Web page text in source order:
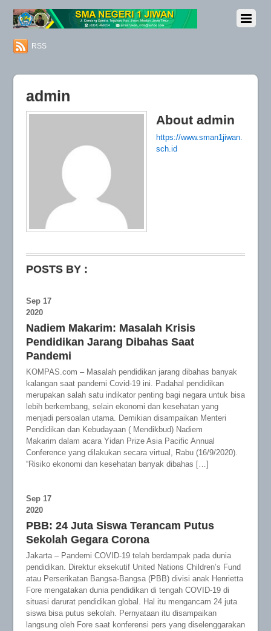
RSS
admin
About admin
https://www.sman1jiwan.
sch.id
POSTS BY :
Sep 17
2020
Nadiem Makarim: Masalah Krisis
Pendidikan Jarang Dibahas Saat
Pandemi
KOMPAS.com – Masalah pendidikan jarang dibahas banyak
kalangan saat pandemi Covid-19 ini. Padahal pendidikan
merupakan salah satu indikator penting bagi negara untuk bisa
lebih berkembang, selain ekonomi dan kesehatan yang
menjadi persoalan utama. Demikian disampaikan Menteri
Pendidikan dan Kebudayaan ( Mendikbud) Nadiem
Makarim dalam acara Yidan Prize Asia Pacific Annual
Conference yang dilakukan secara virtual, Rabu (16/9/2020).
“Risiko ekonomi dan kesehatan banyak dibahas […]
Sep 17
2020
PBB: 24 Juta Siswa Terancam Putus
Sekolah Gegara Corona
Jakarta – Pandemi COVID-19 telah berdampak pada dunia
pendidikan. Direktur eksekutif United Nations Children’s Fund
atau Perserikatan Bangsa-Bangsa (PBB) divisi anak Henrietta
Fore mengatakan dunia pendidikan di tengah COVID-19 di
situasi darurat pendidikan global. Hal itu mengancam 24 juta
siswa bisa putus sekolah. Pernyataan itu disampaikan
langsung oleh Fore saat konferensi pers yang diselenggarakan